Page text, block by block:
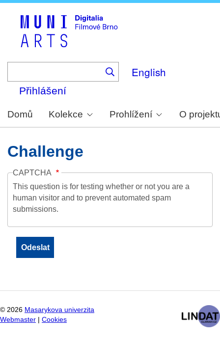
English
Přihlášení
Domů Kolekce Prohlížení O
Challenge
CAPTCHA
This question is for testing whether or not you are a
human visitor and to prevent automated spam
submissions.
© 2026 Masarykova univerzita
Webmaster
Cookies